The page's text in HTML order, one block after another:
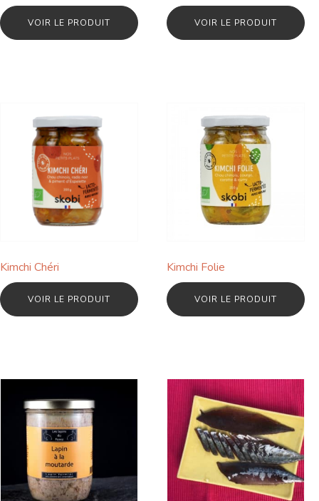
VOIR LE PRODUIT VOIR LE PRODUIT
Kimchi Chéri
VOIR LE PRODUIT
Kimchi Folie
VOIR LE PRODUIT